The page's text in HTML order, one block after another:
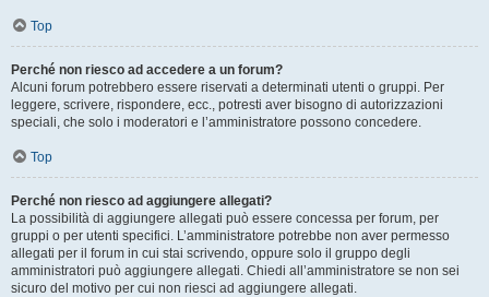
Top
Perché non riesco ad accedere a un forum?
Alcuni forum potrebbero essere riservati a determinati utenti o gruppi. Per
leggere, scrivere, rispondere, ecc., potresti aver bisogno di autorizzazioni
speciali, che solo i moderatori e l’amministratore possono concedere.
Top
Perché non riesco ad aggiungere allegati?
La possibilità di aggiungere allegati può essere concessa per forum, per
gruppi o per utenti specifici. L’amministratore potrebbe non aver permesso
allegati per il forum in cui stai scrivendo, oppure solo il gruppo degli
amministratori può aggiungere allegati. Chiedi all’amministratore se non sei
sicuro del motivo per cui non riesci ad aggiungere allegati.